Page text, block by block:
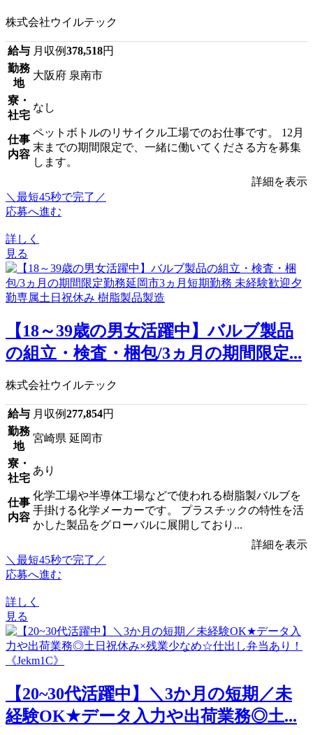
株式会社ウイルテック
給与 月収例378,518円
勤務
地
大阪府 泉南市
寮・
社宅
なし
仕事
内容
ペットボトルのリサイクル工場でのお仕事です。 12月
末までの期間限定で、一緒に働いてくださる方を募集
します。
詳細を表示
＼最短45秒で完了／
応募へ進む
詳しく
見る
【18～39歳の男女活躍中】バルブ製品
の組立・検査・梱包/3ヵ月の期間限定...
株式会社ウイルテック
給与 月収例277,854円
勤務
地
宮崎県 延岡市
寮・
社宅
あり
仕事
内容
化学工場や半導体工場などで使われる樹脂製バルブを
手掛ける化学メーカーです。 プラスチックの特性を活
かした製品をグローバルに展開しており...
詳細を表示
＼最短45秒で完了／
応募へ進む
詳しく
見る
【20~30代活躍中】＼3か月の短期／未
経験OK★データ入力や出荷業務◎土...